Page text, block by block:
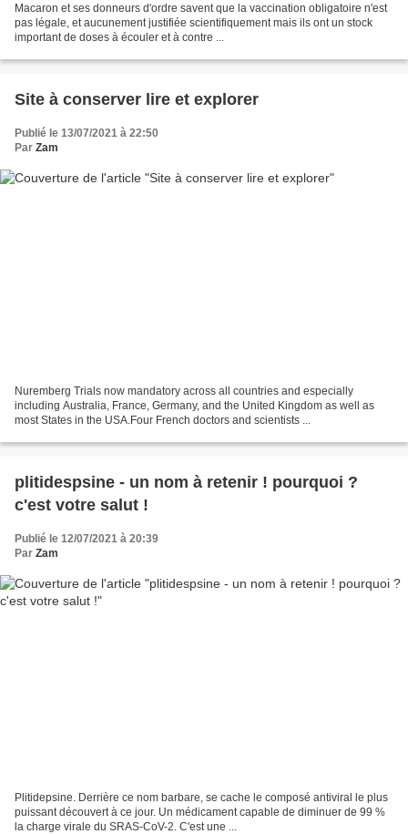
Macaron et ses donneurs d'ordre savent que la vaccination obligatoire n'est
pas légale, et aucunement justifiée scientifiquement mais ils ont un stock
important de doses à écouler et à contre ...
Site à conserver lire et explorer
Publié le 13/07/2021 à 22:50
Par Zam
Nuremberg Trials now mandatory across all countries and especially
including Australia, France, Germany, and the United Kingdom as well as
most States in the USA.Four French doctors and scientists ...
plitidespsine - un nom à retenir ! pourquoi ?
c'est votre salut !
Publié le 12/07/2021 à 20:39
Par Zam
Plitidepsine. Derrière ce nom barbare, se cache le composé antiviral le plus
puissant découvert à ce jour. Un médicament capable de diminuer de 99 %
la charge virale du SRAS-CoV-2. C'est une ...